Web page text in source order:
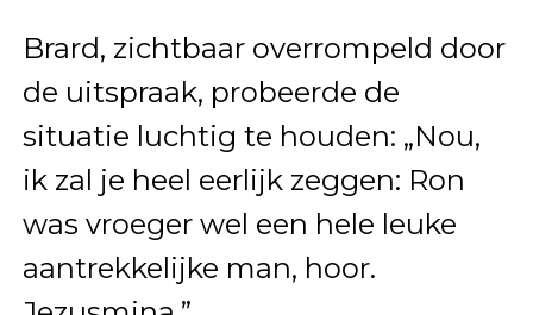
Brard, zichtbaar overrompeld door
de uitspraak, probeerde de
situatie luchtig te houden: „Nou,
ik zal je heel eerlijk zeggen: Ron
was vroeger wel een hele leuke
aantrekkelijke man, hoor.